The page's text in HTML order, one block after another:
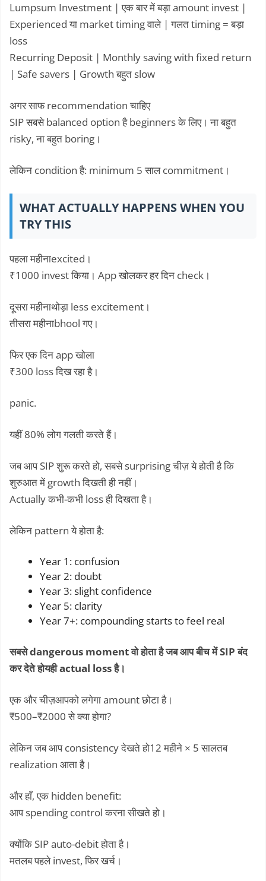
Lumpsum Investment | एक बार में बड़ा amount invest |
Experienced या market timing वाले | गलत timing = बड़ा
loss
Recurring Deposit | Monthly saving with fixed return
| Safe savers | Growth बहुत slow
अगर साफ recommendation चाहिए
SIP सबसे balanced option है beginners के लिए। ना बहुत
risky, ना बहुत boring।
लेकिन condition है: minimum 5 साल commitment।
WHAT ACTUALLY HAPPENS WHEN YOU
TRY THIS
पहला महीनाexcited।
₹1000 invest किया। App खोलकर हर दिन check।
दूसरा महीनाथोड़ा less excitement।
तीसरा महीनाbhool गए।
फिर एक दिन app खोला
₹300 loss दिख रहा है।
panic.
यहीं 80% लोग गलती करते हैं।
जब आप SIP शुरू करते हो, सबसे surprising चीज़ ये होती है कि
शुरुआत में growth दिखती ही नहीं।
Actually कभी-कभी loss ही दिखता है।
लेकिन pattern ये होता है:
Year 1: confusion
Year 2: doubt
Year 3: slight confidence
Year 5: clarity
Year 7+: compounding starts to feel real
सबसे dangerous moment वो होता है जब आप बीच में SIP बंद
कर देते होयही actual loss है।
एक और चीज़आपको लगेगा amount छोटा है।
₹500–₹2000 से क्या होगा?
लेकिन जब आप consistency देखते हो12 महीने × 5 सालतब
realization आता है।
और हाँ, एक hidden benefit:
आप spending control करना सीखते हो।
क्योंकि SIP auto-debit होता है।
मतलब पहले invest, फिर खर्च।